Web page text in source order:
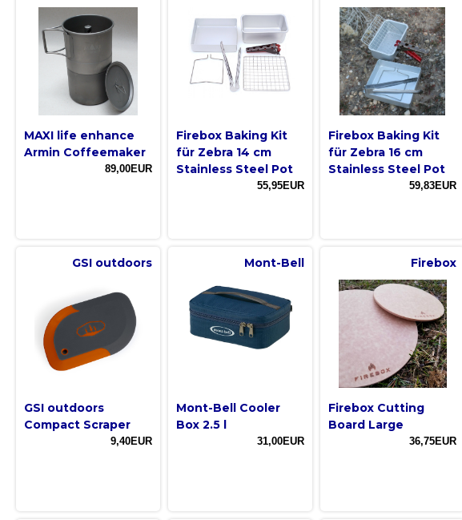
MAXI life enhance
Armin Coffeemaker
89,00EUR
Firebox Baking Kit
für Zebra 14 cm
Stainless Steel Pot
55,95EUR
Firebox Baking Kit
für Zebra 16 cm
Stainless Steel Pot
59,83EUR
GSI outdoors
GSI outdoors
Compact Scraper
9,40EUR
Mont-Bell
Mont-Bell Cooler
Box 2.5 l
31,00EUR
Firebox
Firebox Cutting
Board Large
36,75EUR